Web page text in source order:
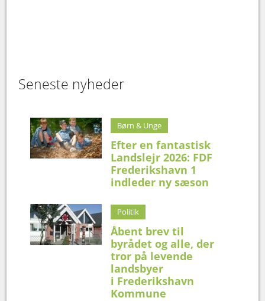
Seneste nyheder
Børn & Unge
Efter en fantastisk
Landslejr 2026: FDF
Frederikshavn 1
indleder ny sæson
Politik
Åbent brev til
byrådet og alle, der
tror på levende
landsbyer
i Frederikshavn
Kommune